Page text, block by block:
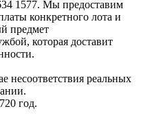
1577. Мы предоставим
конкретного лота и
предмет
которая доставит
несоответствия реальных
год.